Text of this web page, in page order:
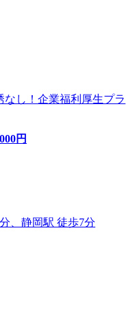
なし！企業福利厚生プラ
円
、静岡駅 徒歩7分